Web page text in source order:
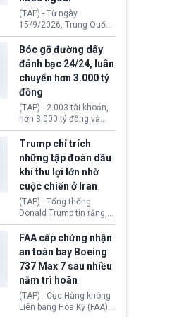
đến ổ dịch Salmonella
khiến ít nhất 110 người
mắc bệnh tại bang
Minnesota.
(TAP) - Từ ngày
15/9/2026, Trung Quốc
áp dụng quy định mới về
quản lý xuất nhập cảnh.
Một hành vi vi phạm giấy
tờ, xuất nhập cảnh trái
phép hay liên quan kiểm
soát công nghệ có thể
khiến công dân Trung
Quốc đối mặt lệnh cấm
xuất cảnh kéo dài tới 3
năm. Trong khi đó, người
nước ngoài sử dụng giấy
tờ giả có nguy cơ bị từ
chối nhập cảnh hoặc
cấm vào Trung Quốc tới
5 năm.
Bóc gỡ đường dây
đánh bạc 24/24, luân
chuyển hơn 3.000 tỷ
đồng
(TAP) - 2.003 tài khoản,
hơn 3.000 tỷ đồng và
một đường dây đánh
bạc xuyên quốc gia vận
hành 24/24 giờ vừa bị
Công an TP. Hải Phòng
(Việt Nam) bóc gỡ.
Trump chỉ trích
những tập đoàn dầu
khí thu lợi lớn nhờ
cuộc chiến ở Iran
(TAP) - Tổng thống
Donald Trump tin rằng, 2
tập đoàn dầu khí
ExxonMobil và Chevron
đã thu về lợi nhuận quá
lớn nhờ giá dầu tăng
mạnh suốt thời gian Hoa
Kỳ xảy ra xung đột ở
Iran. Trên cơ sở đó, lãnh
đạo Nhà Trắng kêu gọi
các doanh nghiệp cần
FAA cấp chứng nhận
an toàn bay Boeing
737 Max 7 sau nhiều
năm trì hoãn
(TAP) - Cục Hàng không
Liên bang Hoa Kỳ (FAA)